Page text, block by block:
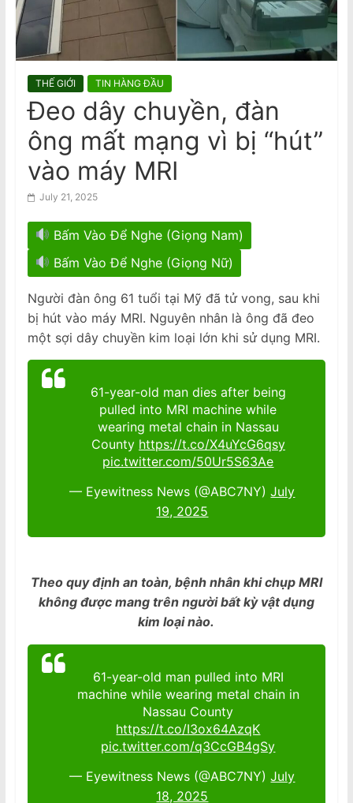
a
m
s
e
N
e
w
s
p
a
p
r
Vietnam Accused Of Reviving
Crackdown On Writers After Author’s
THẾ GIỚI TIN HÀNG ĐẦU
Đeo dây chuyền, đàn
ông mất mạng vì bị “hút”
vào máy MRI
July 21, 2025
Bấm Vào Để Nghe (Giọng Nam)
Bấm Vào Để Nghe (Giọng Nữ)
Người đàn ông 61 tuổi tại Mỹ đã tử vong, sau khi
bị hút vào máy MRI. Nguyên nhân là ông đã đeo
một sợi dây chuyền kim loại lớn khi sử dụng MRI.
61-year-old man dies after being
pulled into MRI machine while
wearing metal chain in Nassau
County https://t.co/X4uYcG6qsy
pic.twitter.com/50Ur5S63Ae
— Eyewitness News (@ABC7NY)July
19, 2025
Theo quy định an toàn, bệnh nhân khi chụp MRI
không được mang trên người bất kỳ vật dụng
kim loại nào.
61-year-old man pulled into MRI
machine while wearing metal chain in
Nassau County
https://t.co/I3ox64AzqK
pic.twitter.com/q3CcGB4gSy
— Eyewitness News (@ABC7NY)July
18, 2025